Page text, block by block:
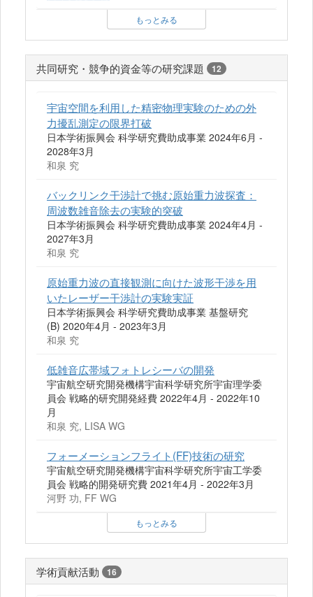
もっとみる
共同研究・競争的資金等の研究課題 12
宇宙空間を利用した精密物理実験のための外
力擾乱測定の限界打破
日本学術振興会 科学研究費助成事業 2024年6月 -
2028年3月
和泉 究
バックリンク干渉計で挑む原始重力波探査：
周波数雑音除去の実験的突破
日本学術振興会 科学研究費助成事業 2024年4月 -
2027年3月
和泉 究
原始重力波の直接観測に向けた波形干渉を用
いたレーザー干渉計の実験実証
日本学術振興会 科学研究費助成事業 基盤研究
(B) 2020年4月 - 2023年3月
和泉 究
低雑音広帯域フォトレシーバの開発
宇宙航空研究開発機構宇宙科学研究所宇宙理学委
員会 戦略的研究開発経費 2022年4月 - 2022年10
月
和泉 究, LISA WG
フォーメーションフライト(FF)技術の研究
宇宙航空研究開発機構宇宙科学研究所宇宙工学委
員会 戦略的開発研究費 2021年4月 - 2022年3月
河野 功, FF WG
もっとみる
学術貢献活動 16